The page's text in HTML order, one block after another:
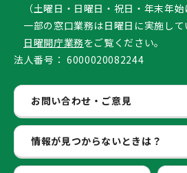
（土曜日・日曜日・祝日・年末年始
一部の窓口業務は日曜日に実施して
日曜開庁業務をご覧ください。
法人番号： 6000020082244
お問い合わせ・ご意見
情報が見つからないときは？